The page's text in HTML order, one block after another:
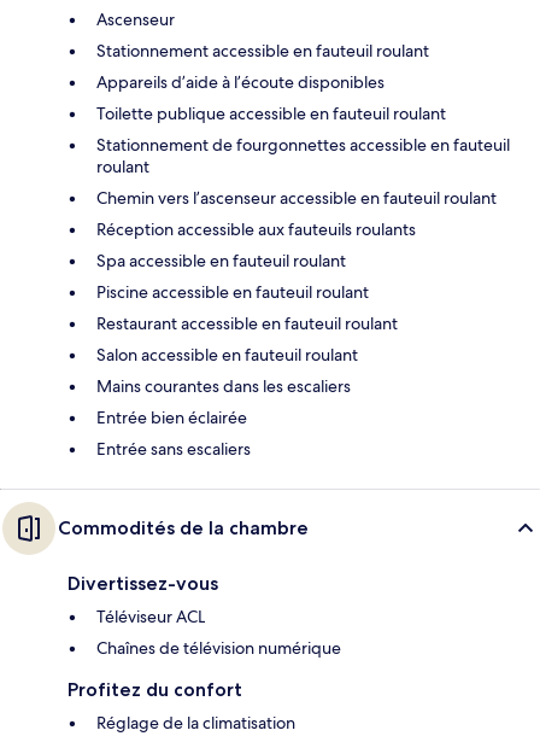
Ascenseur
Stationnement accessible en fauteuil roulant
Appareils d’aide à l’écoute disponibles
Toilette publique accessible en fauteuil roulant
Stationnement de fourgonnettes accessible en fauteuil
roulant
Chemin vers l’ascenseur accessible en fauteuil roulant
Réception accessible aux fauteuils roulants
Spa accessible en fauteuil roulant
Piscine accessible en fauteuil roulant
Restaurant accessible en fauteuil roulant
Salon accessible en fauteuil roulant
Mains courantes dans les escaliers
Entrée bien éclairée
Entrée sans escaliers
Commodités de la chambre
Divertissez-vous
Téléviseur ACL
Chaînes de télévision numérique
Profitez du confort
Réglage de la climatisation